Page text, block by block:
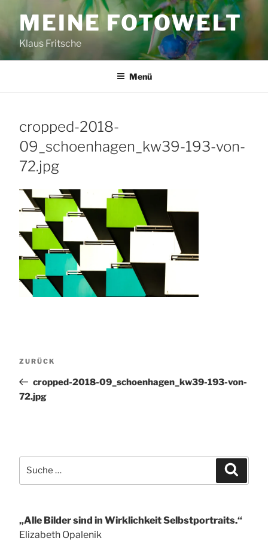
Inhalt
springenMEINE FOTOWELT
Klaus Fritsche
Menü
cropped-2018-
09_schoenhagen_kw39-193-von-
72.jpg
Vorheriger
ZURÜCK
cropped-2018-09_schoenhagen_kw39-193-von-
72.jpg
nach:
„Alle Bilder sind in Wirklichkeit Selbstportraits.“
Elizabeth Opalenik